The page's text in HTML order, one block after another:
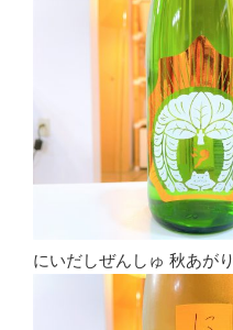
にいだしぜんしゅ 秋あがり